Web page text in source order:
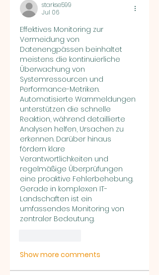
starkse599
Jul 06
Effektives Monitoring zur
Vermeidung von
Datenengpässen beinhaltet
meistens die kontinuierliche
Überwachung von
Systemressourcen und
Performance-Metriken.
Automatisierte Warnmeldungen
unterstützen die schnelle
Reaktion, während detaillierte
Analysen helfen, Ursachen zu
erkennen. Darüber hinaus
fördern klare
Verantwortlichkeiten und
regelmäßige Überprüfungen
eine proaktive Fehlerbehebung.
Gerade in komplexen IT-
Landschaften ist ein
umfassendes Monitoring von
zentraler Bedeutung.
Show more comments